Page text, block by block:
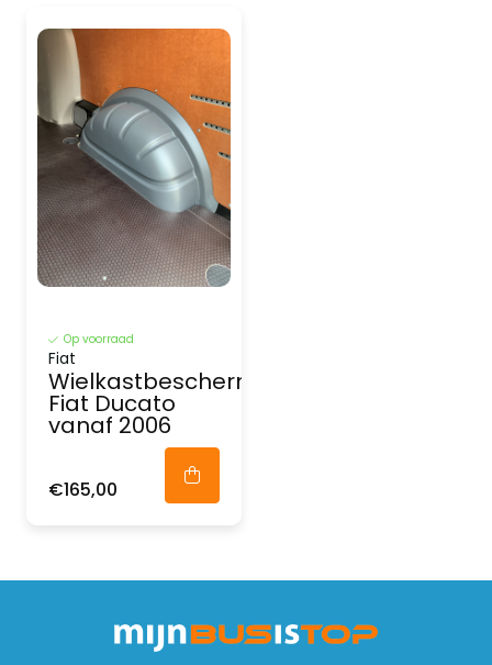
Op voorraad
Fiat
Wielkastbescherming
Fiat Ducato
vanaf 2006
€165,00